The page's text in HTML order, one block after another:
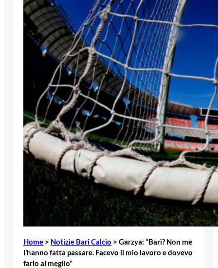
Home > Notizie Bari Calcio > Garzya: “Bari? Non me
l’hanno fatta passare. Facevo il mio lavoro e dovevo
farlo al meglio”